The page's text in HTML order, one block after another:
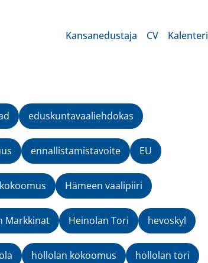
Kansanedustaja CV Kalenteri
eduskuntavaaliehdokas
ennallistamistavoite EU
Hämeen vaalipiiri
Markkinat Heinolan Tori hevoskyl
hollolan kokoomus hollolan tori